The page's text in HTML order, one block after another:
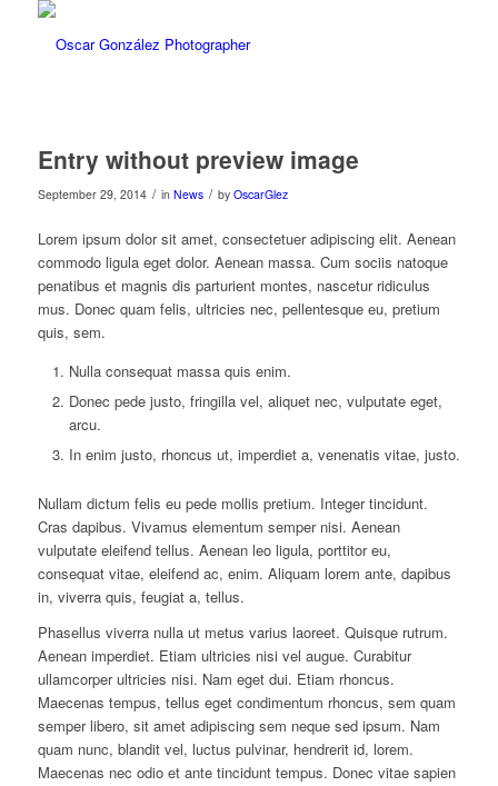
Entry without preview image
September 29, 2014 / in News / by OscarGlez
Lorem ipsum dolor sit amet, consectetuer adipiscing elit. Aenean
commodo ligula eget dolor. Aenean massa. Cum sociis natoque
penatibus et magnis dis parturient montes, nascetur ridiculus
mus. Donec quam felis, ultricies nec, pellentesque eu, pretium
quis, sem.
Nulla consequat massa quis enim.
Donec pede justo, fringilla vel, aliquet nec, vulputate eget,
arcu.
In enim justo, rhoncus ut, imperdiet a, venenatis vitae, justo.
Nullam dictum felis eu pede mollis pretium. Integer tincidunt.
Cras dapibus. Vivamus elementum semper nisi. Aenean
vulputate eleifend tellus. Aenean leo ligula, porttitor eu,
consequat vitae, eleifend ac, enim. Aliquam lorem ante, dapibus
in, viverra quis, feugiat a, tellus.
Phasellus viverra nulla ut metus varius laoreet. Quisque rutrum.
Aenean imperdiet. Etiam ultricies nisi vel augue. Curabitur
ullamcorper ultricies nisi. Nam eget dui. Etiam rhoncus.
Maecenas tempus, tellus eget condimentum rhoncus, sem quam
semper libero, sit amet adipiscing sem neque sed ipsum. Nam
quam nunc, blandit vel, luctus pulvinar, hendrerit id, lorem.
Maecenas nec odio et ante tincidunt tempus. Donec vitae sapien